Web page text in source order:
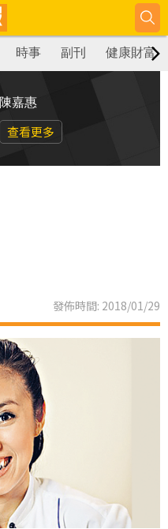
時事 副刊 健康財富
陳嘉惠
查看更多
發佈時間: 2018/01/29